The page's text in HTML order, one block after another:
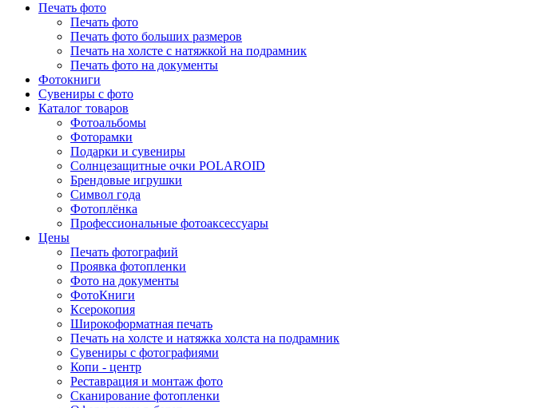
Печать фото
Печать фото
Печать фото больших размеров
Печать на холсте с натяжкой на подрамник
Печать фото на документы
Фотокниги
Сувениры с фото
Каталог товаров
Фотоальбомы
Фоторамки
Подарки и сувениры
Солнцезащитные очки POLAROID
Брендовые игрушки
Символ года
Фотоплёнка
Профессиональные фотоаксессуары
Цены
Печать фотографий
Проявка фотопленки
Фото на документы
ФотоКниги
Ксерокопия
Широкоформатная печать
Печать на холсте и натяжка холста на подрамник
Сувениры с фотографиями
Копи - центр
Реставрация и монтаж фото
Сканирование фотопленки